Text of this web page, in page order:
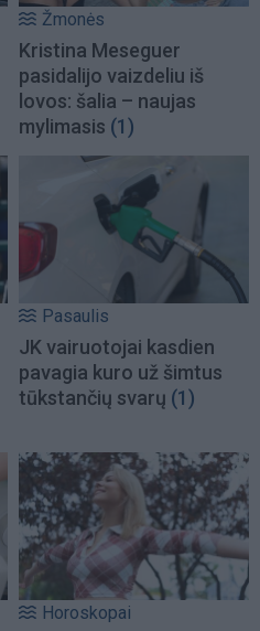
Žmonės
Kristina Meseguer
pasidalijo vaizdeliu iš
lovos: šalia – naujas
mylimasis (1)
Pasaulis
JK vairuotojai kasdien
pavagia kuro už šimtus
tūkstančių svarų (1)
Horoskopai